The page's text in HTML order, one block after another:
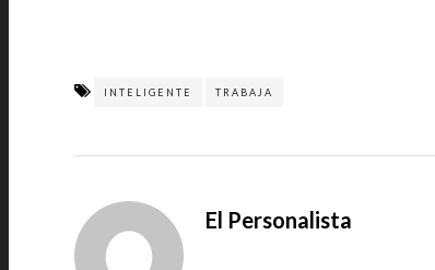
INTELIGENTE TRABAJA
El Personalista